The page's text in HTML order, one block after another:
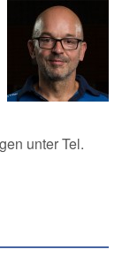
unter Tel.